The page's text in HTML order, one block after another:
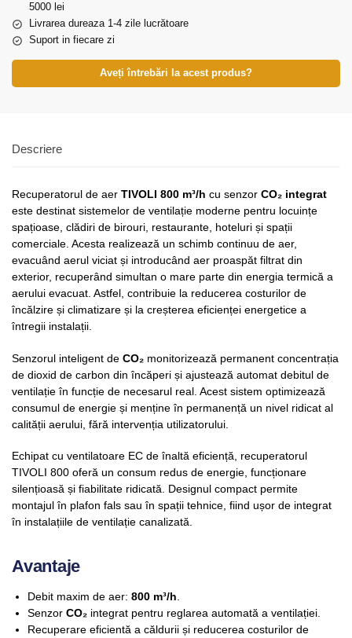
5000 lei
Livrarea dureaza 1-4 zile lucrătoare
Suport in fiecare zi
Aveți întrebări la acest produs?
Descriere
Recuperatorul de aer TIVOLI 800 m³/h cu senzor CO₂ integrat
este destinat sistemelor de ventilație moderne pentru locuințe
spațioase, clădiri de birouri, restaurante, hoteluri și spații
comerciale. Acesta realizează un schimb continuu de aer,
evacuând aerul viciat și introducând aer proaspăt filtrat din
exterior, recuperând simultan o mare parte din energia termică a
aerului evacuat. Astfel, contribuie la reducerea costurilor de
încălzire și climatizare și la creșterea eficienței energetice a
întregii instalații.
Senzorul inteligent de CO₂ monitorizează permanent concentrația
de dioxid de carbon din încăperi și ajustează automat debitul de
ventilație în funcție de necesarul real. Acest sistem optimizează
consumul de energie și menține în permanență un nivel ridicat al
calității aerului, fără intervenția utilizatorului.
Echipat cu ventilatoare EC de înaltă eficiență, recuperatorul
TIVOLI 800 oferă un consum redus de energie, funcționare
silențioasă și fiabilitate ridicată. Designul compact permite
montajul în plafon fals sau în spații tehnice, fiind ușor de integrat
în instalațiile de ventilație canalizată.
Avantaje
Debit maxim de aer: 800 m³/h
Senzor CO₂ integrat pentru reglarea automată a ventilației.
Recuperare eficientă a căldurii și reducerea costurilor de